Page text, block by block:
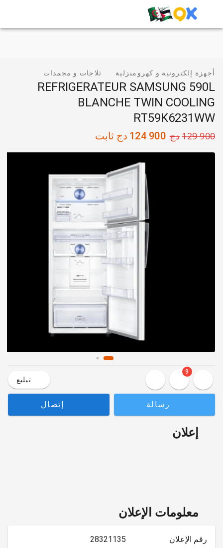
أجهزة إلكترونية و كهرومنزلية ثلاجات و مجمدات
REFRIGERATEUR SAMSUNG 590L
BLANCHE TWIN COOLING
RT59K6231WW
129 900دج 124 900 دج ثابت
9
تبليع
رسالة إتصال
إعلان
معلومات الإعلان
رقم الإعلان 28321135